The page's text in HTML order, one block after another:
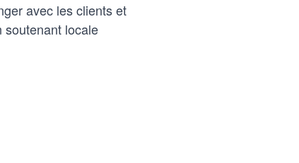
avec les clients et
soutenant locale